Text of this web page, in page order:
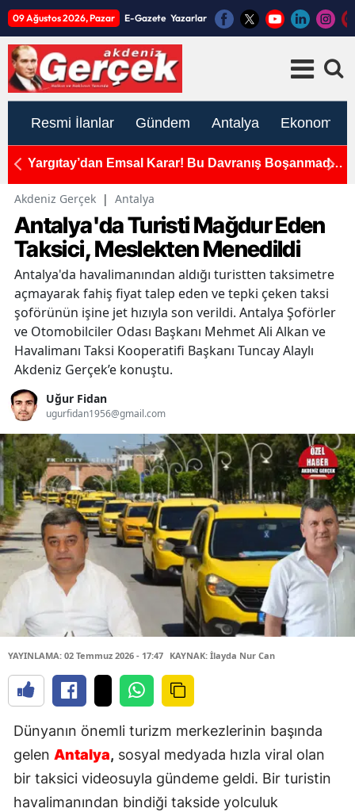
09 Ağustos 2026, Pazar E-Gazete Yazarlar
Resmi İlanlar Gündem Antalya Ekonomi
Yargıtay’dan Emsal Karar! Bu Davranış Boşanmada
Akdeniz Gerçek | Antalya
Antalya'da Turisti Mağdur Eden
Taksici, Meslekten Menedildi
Antalya'da havalimanından aldığı turistten taksimetre
açmayarak fahiş fiyat talep eden ve tepki çeken taksi
şoförünün işine jet hızıyla son verildi. Antalya Şoförler
ve Otomobilciler Odası Başkanı Mehmet Ali Alkan ve
Havalimanı Taksi Kooperatifi Başkanı Tuncay Alaylı
Akdeniz Gerçek’e konuştu.
Uğur Fidan
ugurfidan1956@gmail.com
YAYINLAMA: 02 Temmuz 2026 - 17:47 KAYNAK: İlayda Nur Can
Dünyanın önemli turizm merkezlerinin başında
gelen Antalya, sosyal medyada hızla viral olan
bir taksici videosuyla gündeme geldi. Bir turistin
havalimanından bindiği takside yolculuk